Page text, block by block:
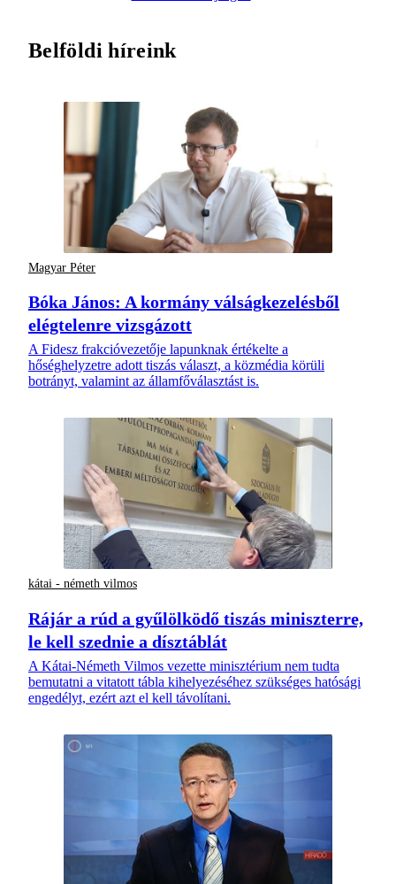
Belföldi híreink
Magyar Péter
Bóka János: A kormány válságkezelésből
elégtelenre vizsgázott
A Fidesz frakcióvezetője lapunknak értékelte a
hőséghelyzetre adott tiszás választ, a közmédia körüli
botrányt, valamint az államfőválasztást is.
kátai - németh vilmos
Rájár a rúd a gyűlölködő tiszás miniszterre,
le kell szednie a dísztáblát
A Kátai-Németh Vilmos vezette minisztérium nem tudta
bemutatni a vitatott tábla kihelyezéséhez szükséges hatósági
engedélyt, ezért azt el kell távolítani.